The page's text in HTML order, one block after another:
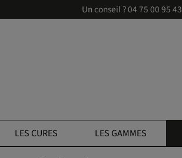
Un conseil ?04 75 00 95 43
LES CURES LES GAMMES